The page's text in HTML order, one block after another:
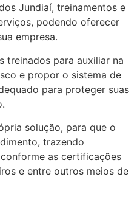
Jundiaí, treinamentos e
podendo oferecer
empresa.
treinados para auxiliar na
e propor o sistema de
para proteger suas
solução, para que o
trazendo
as certificações
e entre outros meios de